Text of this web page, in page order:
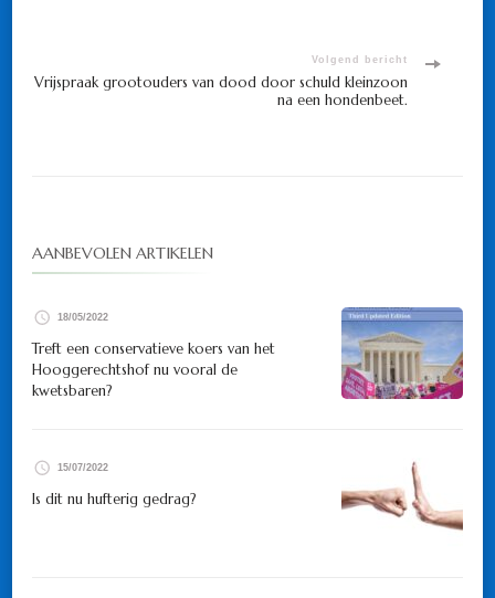
Volgend bericht
Vrijspraak grootouders van dood door schuld kleinzoon
na een hondenbeet.
AANBEVOLEN ARTIKELEN
18/05/2022
Treft een conservatieve koers van het
Hooggerechtshof nu vooral de
kwetsbaren?
15/07/2022
Is dit nu hufterig gedrag?